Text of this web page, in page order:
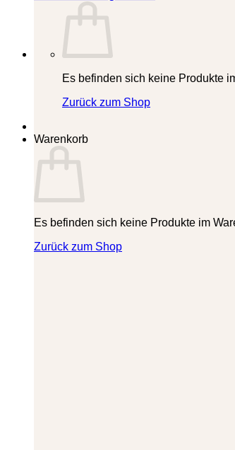
Es befinden sich keine Produkte
Zurück zum Shop
Warenkorb
Es befinden sich keine Produkte im
Zurück zum Shop